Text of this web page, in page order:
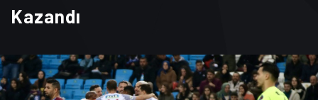
Kazandı